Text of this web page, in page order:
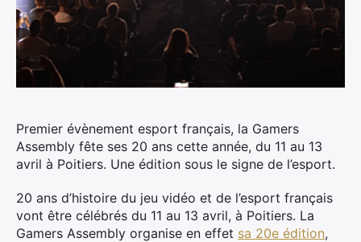
Premier évènement esport français, la Gamers
Assembly fête ses 20 ans cette année, du 11 au 13
avril à Poitiers. Une édition sous le signe de l’esport.
20 ans d’histoire du jeu vidéo et de l’esport français
vont être célébrés du 11 au 13 avril, à Poitiers. La
Gamers Assembly organise en effet sa 20e édition,